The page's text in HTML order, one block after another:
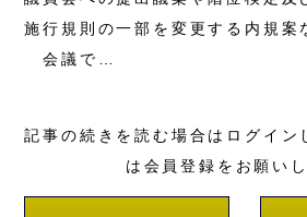
施行規則の一部を変更する内規案
会議で…
記事の続きを読む場合はログイン
は会員登録をお願いし